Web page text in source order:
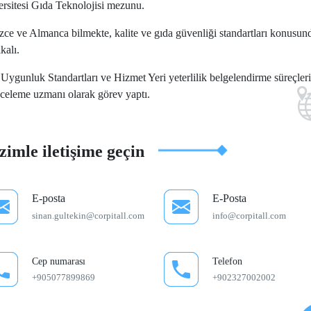
Gıda Teknolojisi mezunu.
ve Almanca bilmekte, kalite ve gıda güvenliği standartları
Uygunluk Standartları ve Hizmet Yeri yeterlilik belgelendirme
uzmanı olarak görev yaptı.
iletişime geçin
E-posta
sinan.gultekin@corpitall.com
E-Posta
info@corpitall.com
Cep numarası
+905077899869
Telefon
+902327002002